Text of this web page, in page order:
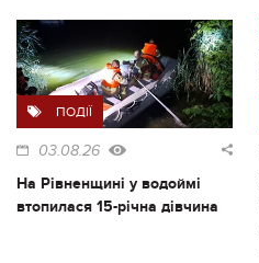
ПОДІЇ
03.08.26
На Рівненщині у водоймі
втопилася 15-річна дівчина